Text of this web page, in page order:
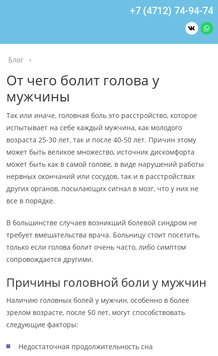
+7 (4712) 74-94-74
Блог ›
От чего болит голова у
мужчины
Так или иначе, головная боль это расстройство, которое
испытывает на себе каждый мужчина, как молодого
возраста 25-30 лет, так и после 40-50 лет. Причин этому
может быть великое множество, источник дискомфорта
может быть как в самой голове, в виде нарушений работы
нервных окончаний или сосудов, так и в расстройствах
других органов, посылающих сигнал в мозг, что у них не
все в порядке.
В большинстве случаев возникший болевой синдром не
требует вмешательства врача. Больницу стоит посетить,
только если голова болит очень часто, либо симптом
сопровождается другими.
Причины головной боли у мужчин
Наличию головных болей у мужчин, особенно в более
зрелом возрасте, после 50 лет, могут способствовать
следующие факторы:
Недостаточная продолжительность сна